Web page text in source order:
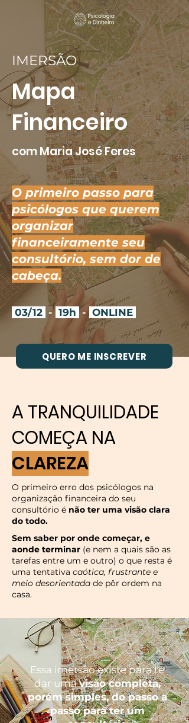
IMERSÃO
Mapa
Financeiro
com Maria José Feres
O primeiro passo para
psicólogos que querem
organizar
financeiramente seu
consultório, sem dor de
cabeça.
03/12 - 19h - ONLINE
QUERO ME INSCREVER
A TRANQUILIDADE
COMEÇA NA
CLAREZA
O primeiro erro dos psicólogos na
organização financeira do seu
consultório é não ter uma visão clara
do todo.
Sem saber por onde começar, e
aonde terminar (e nem a quais são as
tarefas entre um e outro) o que resta é
uma tentativa caótica, frustrante e
meio desorientada de pôr ordem na
casa.
Essa imersão existe para te
dar umavisão completa,
porém simples, do passo a
passo para ter um